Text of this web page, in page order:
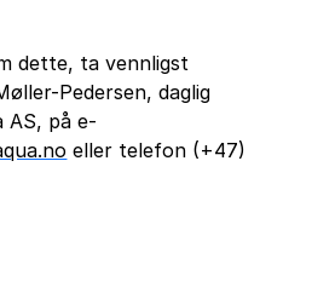
dette, ta vennligst
Pedersen, daglig
AS, på e-
eller telefon (+47)